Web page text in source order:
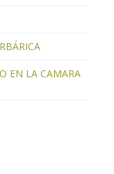
EN LA CAMARA